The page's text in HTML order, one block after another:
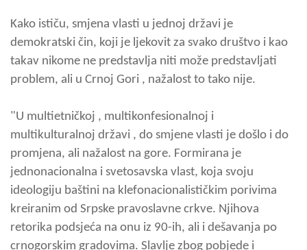
Kako ističu, smjena vlasti u jednoj državi je
demokratski čin, koji je ljekovit za svako društvo i kao
takav nikome ne predstavlja niti može predstavljati
problem, ali u Crnoj Gori , nažalost to tako nije.
"U multietničkoj , multikonfesionalnoj i
multikulturalnoj državi , do smjene vlasti je došlo i do
promjena, ali nažalost na gore. Formirana je
jednonacionalna i svetosavska vlast, koja svoju
ideologiju baštini na klefonacionalističkim porivima
kreiranim od Srpske pravoslavne crkve. Njihova
retorika podsjeća na onu iz 90-ih, ali i dešavanja po
crnogorskim gradovima. Slavlje zbog pobjede i